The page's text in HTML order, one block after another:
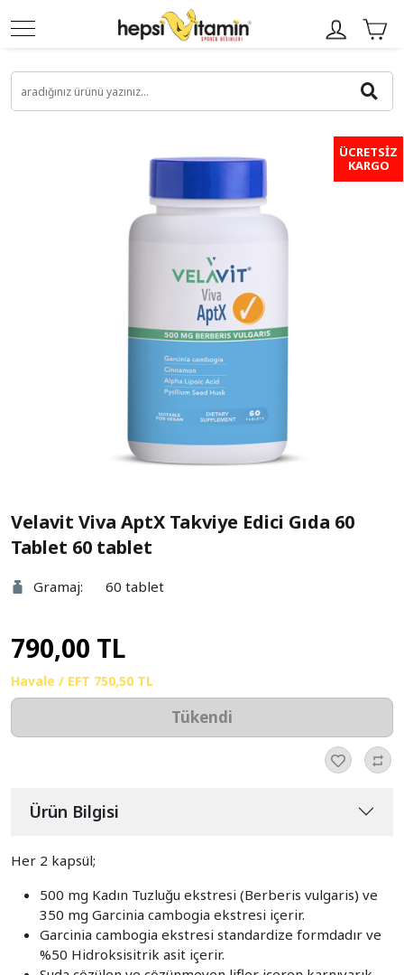
ÜCRETSİZ
KARGO
Velavit Viva AptX Takviye Edici Gıda 60
Tablet 60 tablet
Gramaj: 60 tablet
790,00 TL
Havale / EFT 750,50 TL
Tükendi
Ürün Bilgisi
Her 2 kapsül;
500 mg Kadın Tuzluğu ekstresi (Berberis vulgaris) ve
350 mg Garcinia cambogia ekstresi içerir.
Garcinia cambogia ekstresi standardize formdadır ve
%50 Hidroksisitrik asit içerir.